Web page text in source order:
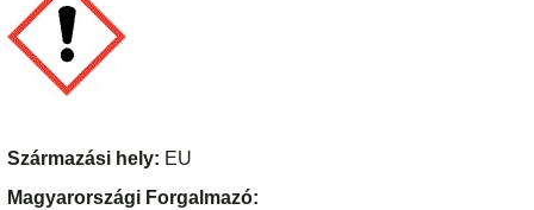
Származási hely: EU
Magyarországi Forgalmazó: